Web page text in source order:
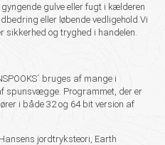
gulve eller fugt i kælderen
eller løbende vedligehold. Vi
sikkerhed og tryghed i handelen.
bruges af mange i
spunsvægge. Programmet, der er
i både 32 og 64 bit version af
jordtryksteori, Earth